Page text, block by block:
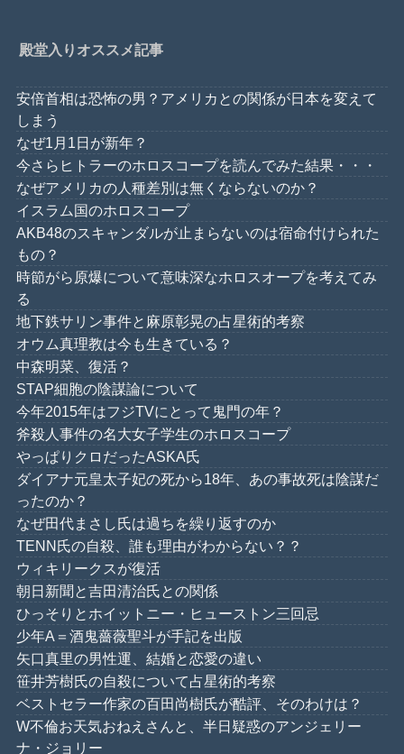
殿堂入りオススメ記事
安倍首相は恐怖の男？アメリカとの関係が日本を変えて
しまう
なぜ1月1日が新年？
今さらヒトラーのホロスコープを読んでみた結果・・・
なぜアメリカの人種差別は無くならないのか？
イスラム国のホロスコープ
AKB48のスキャンダルが止まらないのは宿命付けられた
もの？
時節がら原爆について意味深なホロスオープを考えてみ
る
地下鉄サリン事件と麻原彰晃の占星術的考察
オウム真理教は今も生きている？
中森明菜、復活？
STAP細胞の陰謀論について
今年2015年はフジTVにとって鬼門の年？
斧殺人事件の名大女子学生のホロスコープ
やっぱりクロだったASKA氏
ダイアナ元皇太子妃の死から18年、あの事故死は陰謀だ
ったのか？
なぜ田代まさし氏は過ちを繰り返すのか
TENN氏の自殺、誰も理由がわからない？？
ウィキリークスが復活
朝日新聞と吉田清治氏との関係
ひっそりとホイットニー・ヒューストン三回忌
少年A＝酒鬼薔薇聖斗が手記を出版
矢口真里の男性運、結婚と恋愛の違い
笹井芳樹氏の自殺について占星術的考察
ベストセラー作家の百田尚樹氏が酷評、そのわけは？
W不倫お天気おねえさんと、半日疑惑のアンジェリー
ナ・ジョリー